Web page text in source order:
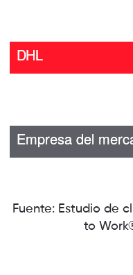
Fuente: Estudio de
to